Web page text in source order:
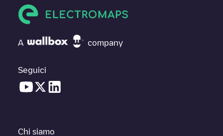
A company
Seguici
Chi siamo